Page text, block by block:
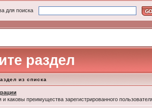
для поиска
раздел
из списка
и каковы преимущества зарегистрированного